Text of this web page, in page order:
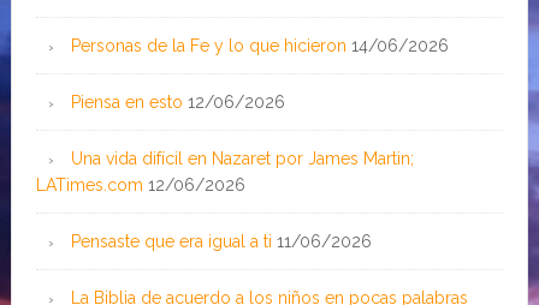
Personas de la Fe y lo que hicieron 14/06/2026
Piensa en esto 12/06/2026
Una vida difícil en Nazaret por James Martin;
LATimes.com 12/06/2026
Pensaste que era igual a ti 11/06/2026
La Biblia de acuerdo a los niños en pocas palabras